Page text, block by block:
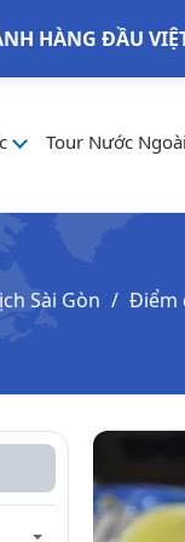
HÀNG ĐẦU
Tour Nước
Sài Gòn Điểm